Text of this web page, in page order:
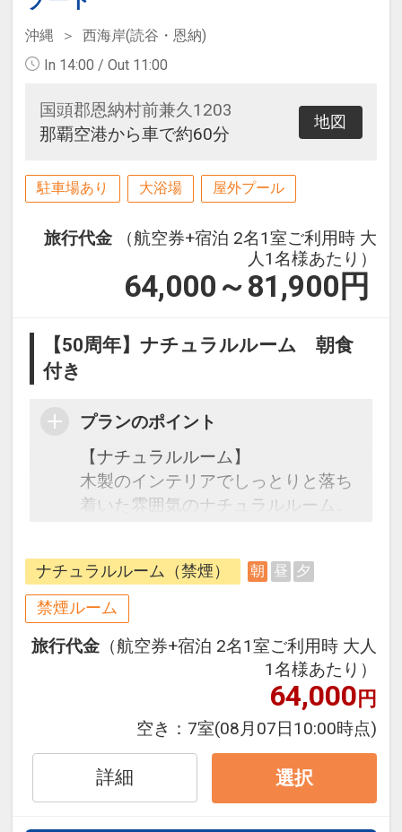
沖縄
西海岸(読谷・恩納)
In 14:00 / Out 11:00
国頭郡恩納村前兼久1203
那覇空港から車で約60分
地図
駐車場あり 大浴場 屋外プール
旅行代金
（航空券+宿泊 2名1室ご利用時 大
人1名様あたり）
64,000～81,900 円
【50周年】ナチュラルルーム 朝食
付き
プランのポイント
【ナチュラルルーム】
木製のインテリアでしっとりと落ち
着いた雰囲気のナチュラルルーム。
ション済み。くつろぎと癒しの空間
でゆったりとお過ごしください。
●朝食●
和洋ブッフェ
会場 1Ｆオールデイダイニング
時間 7:00～10:00(L.O.9:30)
ナチュラルルーム（禁煙） 朝 昼 夕
禁煙ルーム
旅行代金 （航空券+宿泊 2名1室ご利用時 大人
1名様あたり）
64,000円
空き： 7室(08月07日10:00時点)
詳細 選択